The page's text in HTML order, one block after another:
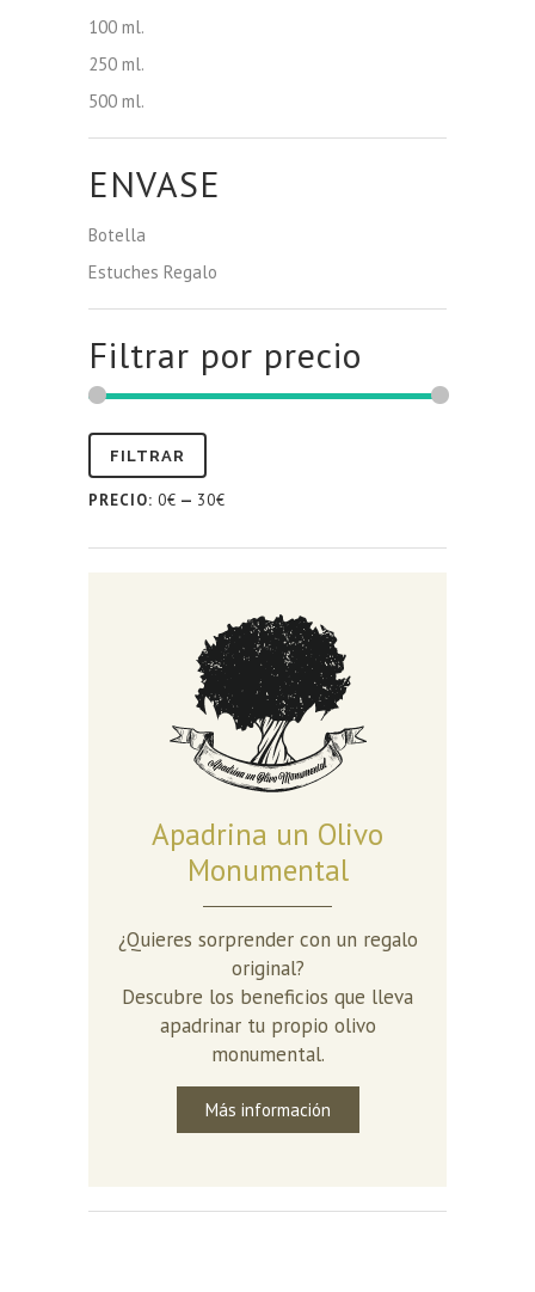
100 ml.
250 ml.
500 ml.
ENVASE
Botella
Estuches Regalo
Filtrar por precio
FILTRAR
PRECIO: 0€ — 30€
Apadrina un Olivo
Monumental
¿Quieres sorprender con un regalo
original?
Descubre los beneficios que lleva
apadrinar tu propio olivo
monumental.
Más información